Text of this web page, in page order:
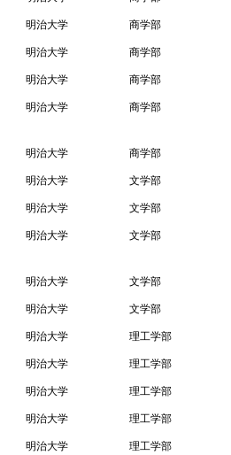
明治大学 商学部
明治大学 商学部
明治大学 商学部
明治大学 商学部
明治大学 商学部
明治大学 文学部
明治大学 文学部
明治大学 文学部
明治大学 文学部
明治大学 文学部
明治大学 理工学部
明治大学 理工学部
明治大学 理工学部
明治大学 理工学部
明治大学 理工学部